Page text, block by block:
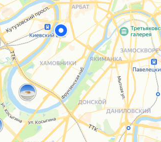
О нас
Услуги Блог
Каталог